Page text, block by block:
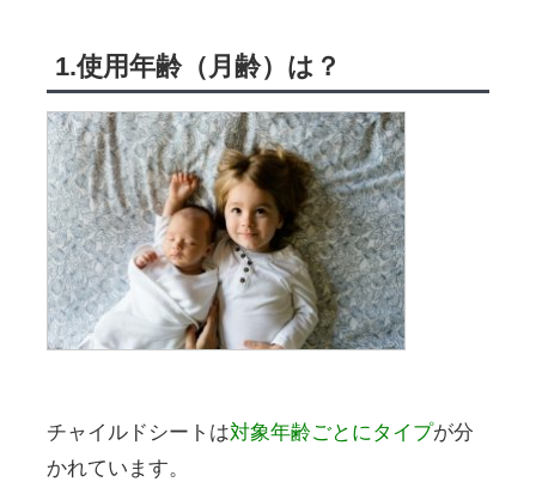
1.使用年齢（月齢）は？
チャイルドシートは対象年齢ごとにタイプが分
かれています。